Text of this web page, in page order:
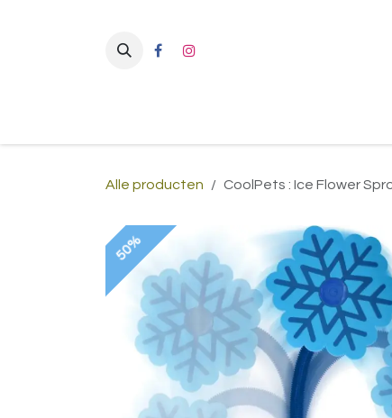
Alle producten CoolPets : Ice Flower
50%